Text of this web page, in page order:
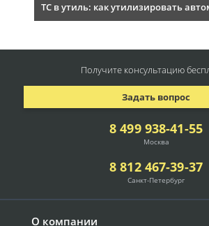
ТС в утиль: как утилизировать
О компании
8 499 938-41-55
Москва
8 812 467-39-37
Санкт-Петербург
Задать вопрос
Получите консультацию